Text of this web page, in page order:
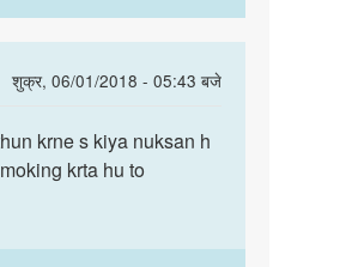
शुक्र, 06/01/2018 - 05:43 बजे
krne s kiya nuksan h
krta hu to